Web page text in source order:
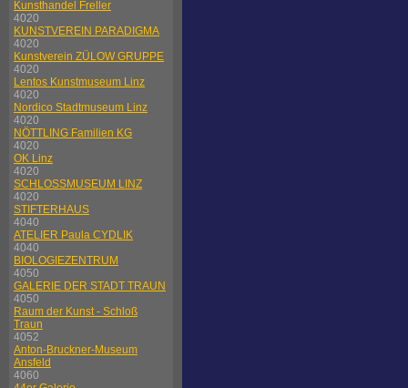
Kunsthandel Freller
4020
KUNSTVEREIN PARADIGMA
4020
Kunstverein ZÜLOW GRUPPE
4020
Lentos Kunstmuseum Linz
4020
Nordico Stadtmuseum Linz
4020
NÖTTLING Familien KG
4020
OK Linz
4020
SCHLOSSMUSEUM LINZ
4020
STIFTERHAUS
4040
ATELIER Paula CYDLIK
4040
BIOLOGIEZENTRUM
4050
GALERIE DER STADT TRAUN
4050
Raum der Kunst - Schloß
Traun
4052
Anton-Bruckner-Museum
Ansfeld
4060